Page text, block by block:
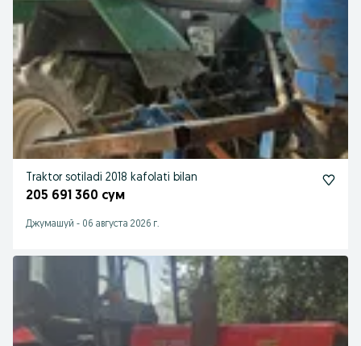
Traktor sotiladi 2018 kafolati bilan
205 691 360 сум
Джумашуй - 06 августа 2026 г.